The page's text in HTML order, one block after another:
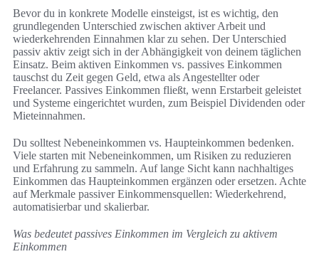
Bevor du in konkrete Modelle einsteigst, ist es wichtig, den
grundlegenden Unterschied zwischen aktiver Arbeit und
wiederkehrenden Einnahmen klar zu sehen. Der Unterschied
passiv aktiv zeigt sich in der Abhängigkeit von deinem täglichen
Einsatz. Beim aktiven Einkommen vs. passives Einkommen
tauschst du Zeit gegen Geld, etwa als Angestellter oder
Freelancer. Passives Einkommen fließt, wenn Erstarbeit geleistet
und Systeme eingerichtet wurden, zum Beispiel Dividenden oder
Mieteinnahmen.
Du solltest Nebeneinkommen vs. Haupteinkommen bedenken.
Viele starten mit Nebeneinkommen, um Risiken zu reduzieren
und Erfahrung zu sammeln. Auf lange Sicht kann nachhaltiges
Einkommen das Haupteinkommen ergänzen oder ersetzen. Achte
auf Merkmale passiver Einkommensquellen: Wiederkehrend,
automatisierbar und skalierbar.
Was bedeutet passives Einkommen im Vergleich zu aktivem
Einkommen